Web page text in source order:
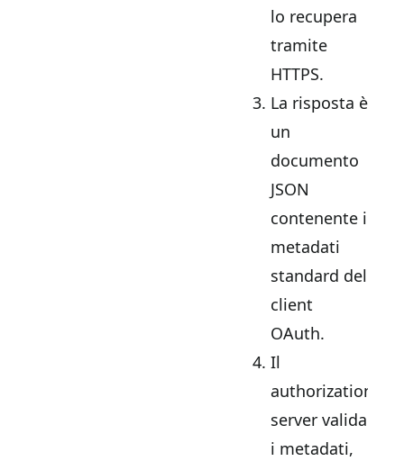
lo recupera
tramite
HTTPS.
La risposta è
un
documento
JSON
contenente i
metadati
standard del
client
OAuth.
Il
authorization
server valida
i metadati,